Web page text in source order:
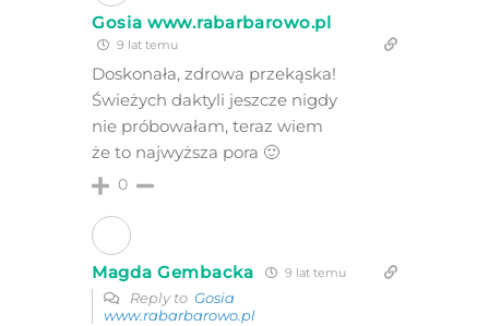
Gosia www.rabarbarowo.pl
9 lat temu
Doskonała, zdrowa przekąska!
Świeżych daktyli jeszcze nigdy
nie próbowałam, teraz wiem
że to najwyższa pora 🙂
0
Magda Gembacka 9 lat temu
Reply to Gosia
www.rabarbarowo.pl